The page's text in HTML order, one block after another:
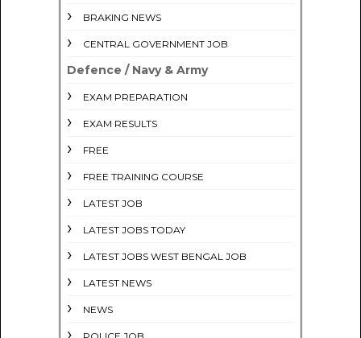
BRAKING NEWS
CENTRAL GOVERNMENT JOB
Defence / Navy & Army
EXAM PREPARATION
EXAM RESULTS
FREE
FREE TRAINING COURSE
LATEST JOB
LATEST JOBS TODAY
LATEST JOBS WEST BENGAL JOB
LATEST NEWS
NEWS